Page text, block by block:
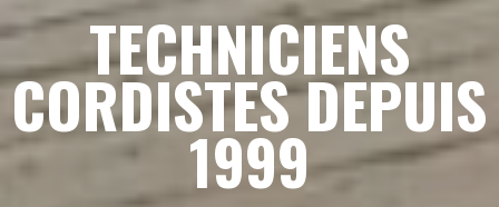
TECHNICIENS
CORDISTES DEPUIS
1999